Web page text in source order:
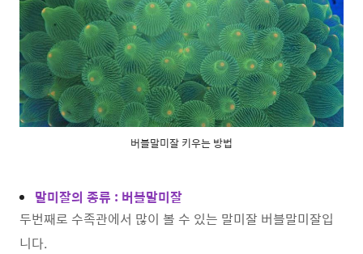
버블말미잘 키우는 방법
말미잘의 종류 : 버블말미잘
두번째로 수족관에서 많이 볼 수 있는 말미잘 버블말미잘입
니다.